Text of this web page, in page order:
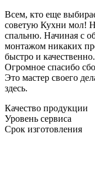
Всем, кто еще
советую Кухни мол!
спальню. Начиная с
монтажом никаких
быстро и
Огромное спасибо
Это мастер своего
здесь.
Качество продукции
Уровень сервиса
Срок изготовления